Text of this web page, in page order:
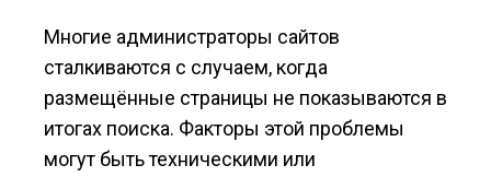
Многие администраторы сайтов
сталкиваются с случаем, когда
размещённые страницы не показываются в
итогах поиска. Факторы этой проблемы
могут быть техническими или